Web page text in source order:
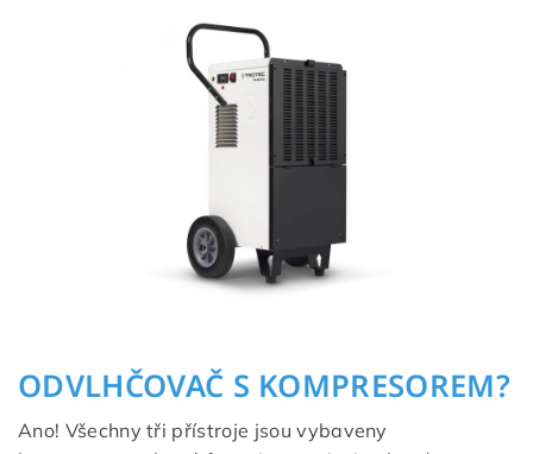
ODVLHČOVAČ S KOMPRESOREM?
Ano! Všechny tři přístroje jsou vybaveny